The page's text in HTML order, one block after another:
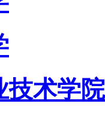
技术学院